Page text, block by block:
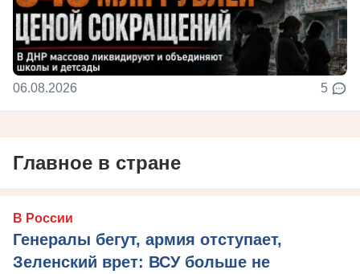
06.08.2026 5
Главное в стране
В России
Генералы бегут, армия отступает,
Зеленский врет: ВСУ больше не